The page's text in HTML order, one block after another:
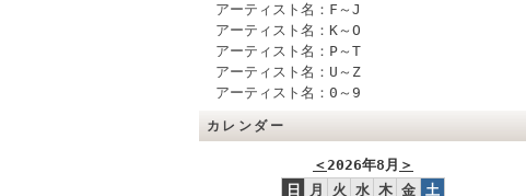
アーティスト名：F～J
アーティスト名：K～O
アーティスト名：P～T
アーティスト名：U～Z
アーティスト名：0～9
カレンダー
＜2026年8月 ＞
日
月 火 水 木 金 土